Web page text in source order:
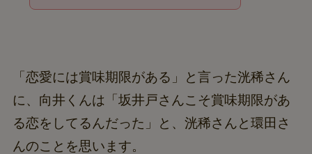
「恋愛には賞味期限がある」と言った洸稀さん
に、向井くんは「坂井戸さんこそ賞味期限があ
る恋をしてるんだった」と、洸稀さんと環田さ
んのことを思います。